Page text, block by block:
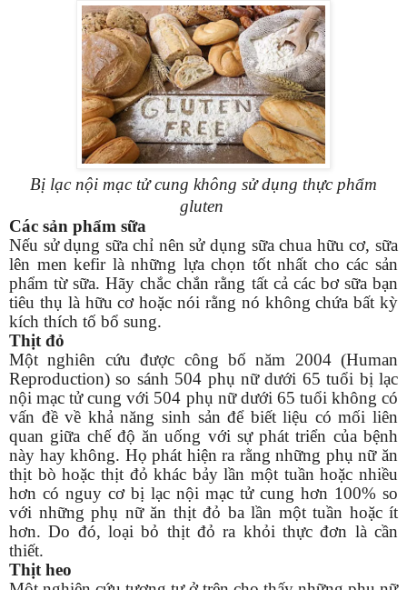
Bị lạc nội mạc tử cung không sử dụng thực phẩm
gluten
Các sản phẩm sữa
Nếu sử dụng sữa chỉ nên sử dụng sữa chua hữu cơ, sữa
lên men kefir là những lựa chọn tốt nhất cho các sản
phẩm từ sữa. Hãy chắc chắn rằng tất cả các bơ sữa bạn
tiêu thụ là hữu cơ hoặc nói rằng nó không chứa bất kỳ
kích thích tố bổ sung.
Thịt đỏ
Một nghiên cứu được công bố năm 2004 (Human
Reproduction) so sánh 504 phụ nữ dưới 65 tuổi bị lạc
nội mạc tử cung với 504 phụ nữ dưới 65 tuổi không có
vấn đề về khả năng sinh sản để biết liệu có mối liên
quan giữa chế độ ăn uống với sự phát triển của bệnh
này hay không. Họ phát hiện ra rằng những phụ nữ ăn
thịt bò hoặc thịt đỏ khác bảy lần một tuần hoặc nhiều
hơn có nguy cơ bị lạc nội mạc tử cung hơn 100% so
với những phụ nữ ăn thịt đỏ ba lần một tuần hoặc ít
hơn. Do đó, loại bỏ thịt đỏ ra khỏi thực đơn là cần
thiết.
Thịt heo